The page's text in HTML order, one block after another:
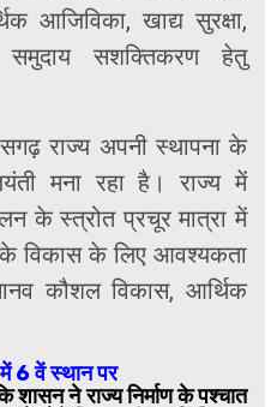
आजिविका, खाद्य सुरक्षा,
समुदाय सशक्तिकरण हेतु
राज्य अपनी स्थापना के
मना रहा है। राज्य में
के स्त्रोत प्रचूर मात्रा में
विकास के लिए आवश्यकता
कौशल विकास, आर्थिक
6 वें स्थान पर
शासन ने राज्य निर्माण के पश्चात